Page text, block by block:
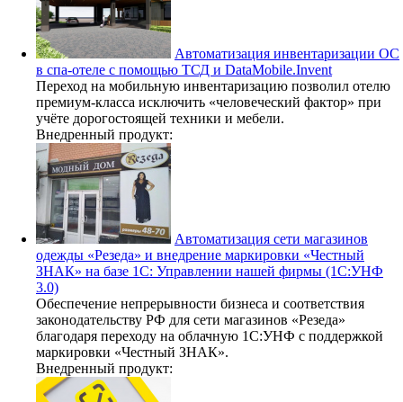
Автоматизация инвентаризации ОС
в спа-отеле с помощью ТСД и DataMobile.Invent
Переход на мобильную инвентаризацию позволил отелю
премиум-класса исключить «человеческий фактор» при
учёте дорогостоящей техники и мебели.
Внедренный продукт:
Автоматизация сети магазинов
одежды «Резеда» и внедрение маркировки «Честный
ЗНАК» на базе 1С: Управлении нашей фирмы (1С:УНФ
3.0)
Обеспечение непрерывности бизнеса и соответствия
законодательству РФ для сети магазинов «Резеда»
благодаря переходу на облачную 1С:УНФ с поддержкой
маркировки «Честный ЗНАК».
Внедренный продукт: